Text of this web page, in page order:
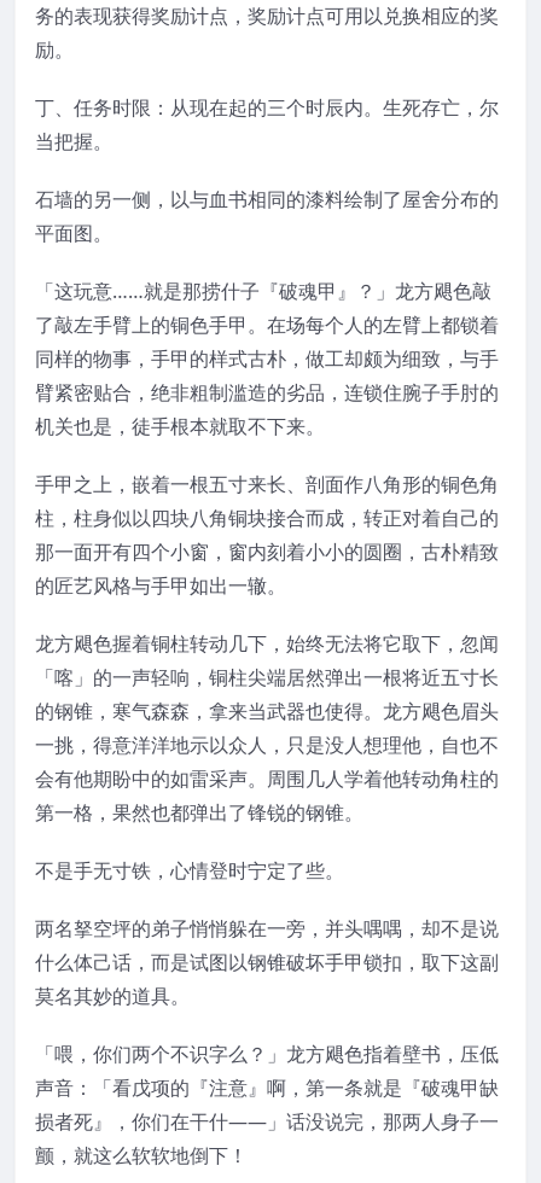
务的表现获得奖励计点，奖励计点可用以兑换相应的奖
励。
丁、任务时限：从现在起的三个时辰内。生死存亡，尔
当把握。
石墙的另一侧，以与血书相同的漆料绘制了屋舍分布的
平面图。
「这玩意……就是那捞什子『破魂甲』？」龙方飓色敲
了敲左手臂上的铜色手甲。在场每个人的左臂上都锁着
同样的物事，手甲的样式古朴，做工却颇为细致，与手
臂紧密贴合，绝非粗制滥造的劣品，连锁住腕子手肘的
机关也是，徒手根本就取不下来。
手甲之上，嵌着一根五寸来长、剖面作八角形的铜色角
柱，柱身似以四块八角铜块接合而成，转正对着自己的
那一面开有四个小窗，窗内刻着小小的圆圈，古朴精致
的匠艺风格与手甲如出一辙。
龙方飓色握着铜柱转动几下，始终无法将它取下，忽闻
「喀」的一声轻响，铜柱尖端居然弹出一根将近五寸长
的钢锥，寒气森森，拿来当武器也使得。龙方飓色眉头
一挑，得意洋洋地示以众人，只是没人想理他，自也不
会有他期盼中的如雷采声。周围几人学着他转动角柱的
第一格，果然也都弹出了锋锐的钢锥。
不是手无寸铁，心情登时宁定了些。
两名拏空坪的弟子悄悄躲在一旁，并头喁喁，却不是说
什么体己话，而是试图以钢锥破坏手甲锁扣，取下这副
莫名其妙的道具。
「喂，你们两个不识字么？」龙方飓色指着壁书，压低
声音：「看戊项的『注意』啊，第一条就是『破魂甲缺
损者死』，你们在干什——」话没说完，那两人身子一
颤，就这么软软地倒下！